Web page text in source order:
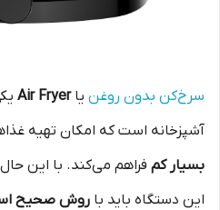
سرخ‌کن بدون روغن یاAir Fryer
آشپزخانه است که امکان تهیه
بسیار کم فراهم می‌کند. با این حال
این دستگاه باید با روش صحیح